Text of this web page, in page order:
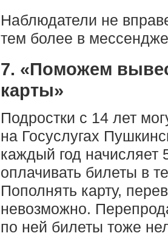
Наблюдатели не
тем более в
7. «Поможем
карты»
Подростки с 14 лет
на Госуслугах
каждый год
оплачивать билеты в
Пополнять карту,
невозможно.
по ней билеты тоже